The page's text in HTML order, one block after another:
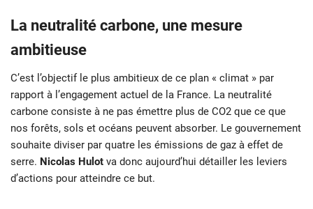
La neutralité carbone, une mesure
ambitieuse
C’est l’objectif le plus ambitieux de ce plan « climat » par
rapport à l’engagement actuel de la France. La neutralité
carbone consiste à ne pas émettre plus de CO2 que ce que
nos forêts, sols et océans peuvent absorber. Le gouvernement
souhaite diviser par quatre les émissions de gaz à effet de
serre. Nicolas Hulot va donc aujourd’hui détailler les leviers
d’actions pour atteindre ce but.